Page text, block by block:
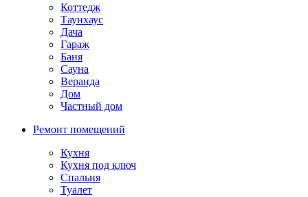
Коттедж
Таунхаус
Дача
Гараж
Баня
Сауна
Веранда
Дом
Частный дом
Ремонт помещений
Кухня
Кухня под ключ
Спальня
Туалет